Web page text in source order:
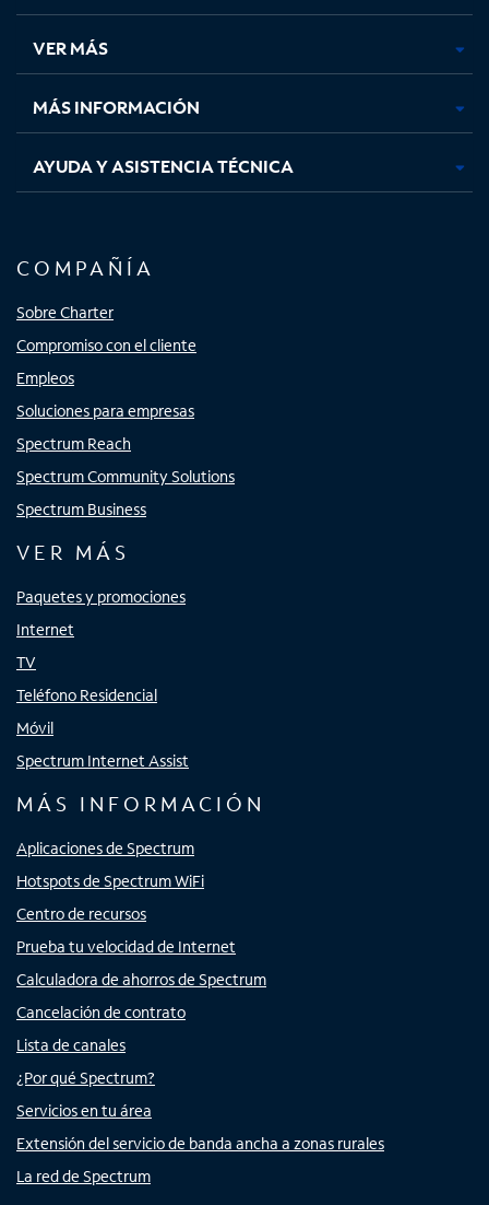
en
pestaña
nueva
en
pestaña
nueva
en
pestaña
nueva
en
nueva
VER MÁS
MÁS INFORMACIÓN
AYUDA Y ASISTENCIA TÉCNICA
COMPAÑÍA
Sobre Charter
Compromiso con el cliente
Empleos
Soluciones para empresas
Spectrum Reach
Spectrum Community Solutions
Spectrum Business
VER MÁS
Paquetes y promociones
Internet
TV
Teléfono Residencial
Móvil
Spectrum Internet Assist
MÁS INFORMACIÓN
Aplicaciones de Spectrum
Hotspots de Spectrum WiFi
Centro de recursos
Prueba tu velocidad de Internet
Calculadora de ahorros de Spectrum
Cancelación de contrato
Lista de canales
¿Por qué Spectrum?
Servicios en tu área
Extensión del servicio de banda ancha a zonas rurales
La red de Spectrum